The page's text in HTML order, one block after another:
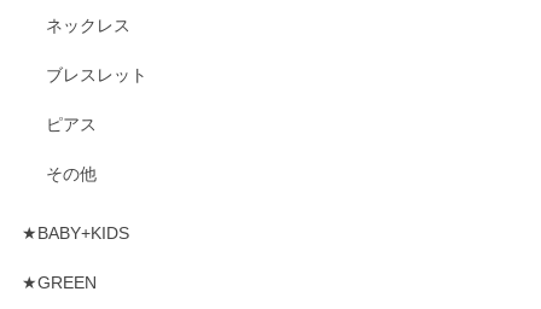
ネックレス
ブレスレット
ピアス
その他
★BABY+KIDS
★GREEN